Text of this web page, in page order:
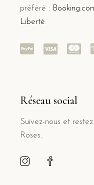
préféré :
Liberté.
Réseau social
Suivez-nous et
Roses.